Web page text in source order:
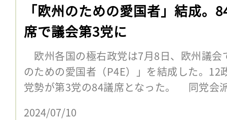
「欧州のための愛国者」結成。
席で議会第3党に
欧州各国の極右政党は7月8日、欧州議会
のための愛国者（P4E）」を結成した。12
党勢が第3党の84議席となった。 同党会
2024/07/10